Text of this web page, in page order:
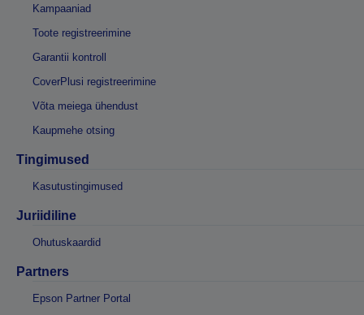
Kampaaniad
Toote registreerimine
Garantii kontroll
CoverPlusi registreerimine
Võta meiega ühendust
Kaupmehe otsing
Tingimused
Kasutustingimused
Juriidiline
Ohutuskaardid
Partners
Epson Partner Portal